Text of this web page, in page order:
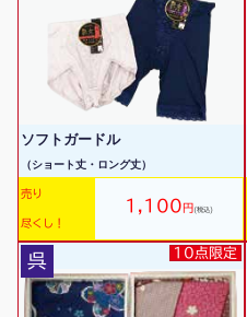
ソフトガードル
（ショート丈・ロング丈）
売り
尽くし！
1,100 円 (税込)
呉 10点限定